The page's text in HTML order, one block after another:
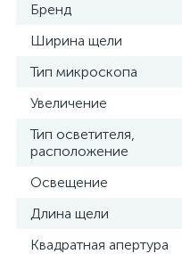
Бренд
Ширина щели
Тип микроскопа
Увеличение
Тип осветителя,
расположение
Освещение
Длина щели
Квадратная апертура